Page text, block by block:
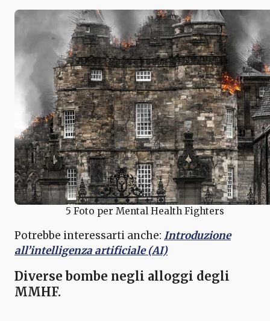
5 Foto per Mental Health Fighters
Potrebbe interessarti anche: Introduzione
all’intelligenza artificiale (AI)
Diverse bombe negli alloggi degli
MMHF.